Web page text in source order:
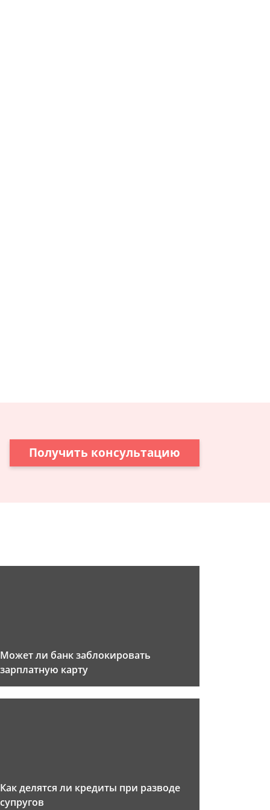
Получить консультацию
Может ли банк заблокировать
зарплатную карту
Как делятся ли кредиты при разводе
супругов